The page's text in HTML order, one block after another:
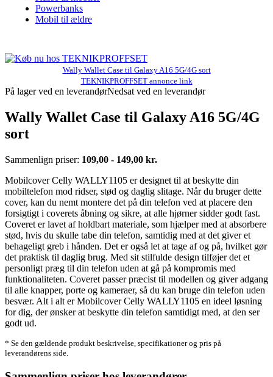
Powerbanks
Mobil til ældre
Wally Wallet Case til Galaxy A16 5G/4G sort
TEKNIKPROFFSET annonce link
På lager ved en leverandørNedsat ved en leverandør
Wally Wallet Case til Galaxy A16 5G/4G
sort
Sammenlign priser: 109,00 - 149,00 kr.
Mobilcover Celly WALLY1105 er designet til at beskytte din
mobiltelefon mod ridser, stød og daglig slitage. Når du bruger dette
cover, kan du nemt montere det på din telefon ved at placere den
forsigtigt i coverets åbning og sikre, at alle hjørner sidder godt fast.
Coveret er lavet af holdbart materiale, som hjælper med at absorbere
stød, hvis du skulle tabe din telefon, samtidig med at det giver et
behageligt greb i hånden. Det er også let at tage af og på, hvilket gør
det praktisk til daglig brug. Med sit stilfulde design tilføjer det et
personligt præg til din telefon uden at gå på kompromis med
funktionaliteten. Coveret passer præcist til modellen og giver adgang
til alle knapper, porte og kameraer, så du kan bruge din telefon uden
besvær. Alt i alt er Mobilcover Celly WALLY1105 en ideel løsning
for dig, der ønsker at beskytte din telefon samtidigt med, at den ser
godt ud.
* Se den gældende produkt beskrivelse, specifikationer og pris på
leverandørens side.